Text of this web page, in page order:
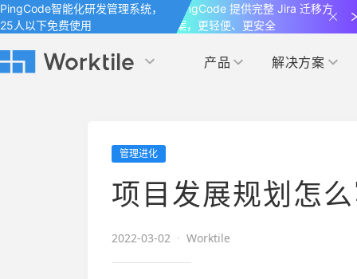
PingCode智能化研发管理系统，
25人以下免费使用
PingCode 提供完整 Jira 迁移方
案，更轻便、更安全
产品
以项目化的方式管理企业任务 国内率先覆盖 OKR
专注于工作场景的即时通讯工具
Worktile 旗下智能化研发管理工具 解决方案
Worktile 旗下智能化研发管理工具
全面了解 Worktile 的使用方法和技巧
发现最新的产品
解洞察
Worktile 旗下智能化研发管理工具
管理进化
项目发展规划怎
2022-03-02 · Worktile